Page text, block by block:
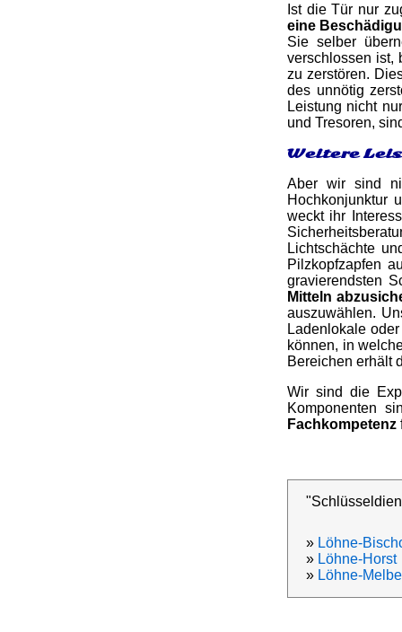
Ist die Tür nur
eine
Sie selber
verschlossen ist,
zu zerstören.
des unnötig
Leistung nicht
und Tresoren,
Weitere
Aber wir sind
Hochkonjunktur
weckt ihr
Lichtschächte
Pilzkopfzapfen
gravierendsten
Mitteln
auszuwählen.
Ladenlokale
können, in
Bereichen erhält
Wir sind die
Komponenten
Fachkompetenz
» Löhne-
» Löhne-Horst
» Löhne-